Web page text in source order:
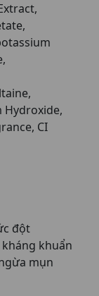
Hydroxide,
CI
đột
khuẩn
mụn